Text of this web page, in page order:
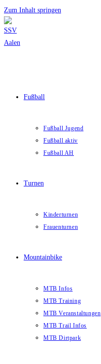
Zum Inhalt springen
Fußball
Fußball Jugend
Fußball aktiv
Fußball AH
Turnen
Kinderturnen
Frauenturnen
Mountainbike
MTB Infos
MTB Training
MTB Veranstaltungen
MTB Trail Infos
MTB Dirtpark